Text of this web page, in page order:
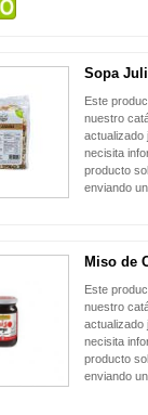
Sopa
Este
nuestro
actualizado
necisita
producto
enviando
Miso de
Este
nuestro
actualizado
necisita
producto
enviando